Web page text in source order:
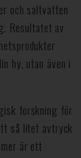
och saltvatten
Resultatet av
hy, utan även i
forskning för
så litet avtryck
är ett